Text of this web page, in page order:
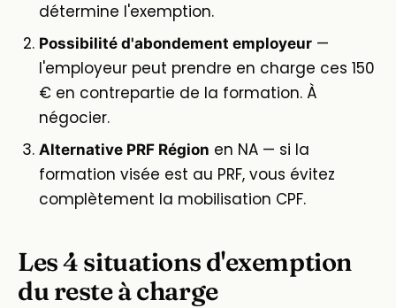
détermine l'exemption.
Possibilité d'abondement employeur —
l'employeur peut prendre en charge ces 150
€ en contrepartie de la formation. À
négocier.
Alternative PRF Région en NA — si la
formation visée est au PRF, vous évitez
complètement la mobilisation CPF.
Les 4 situations d'exemption
du reste à charge